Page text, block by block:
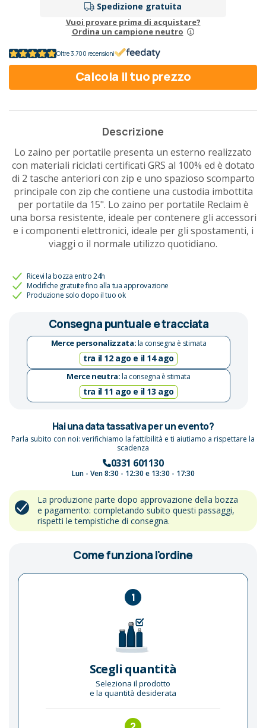
Spedizione gratuita
Vuoi provare prima di acquistare?
Ordina un campione neutro
Oltre 3.700 recensioni
Calcola il tuo prezzo
Descrizione
Lo zaino per portatile presenta un esterno realizzato
con materiali riciclati certificati GRS al 100% ed è dotato
di 2 tasche anteriori con zip e uno spazioso scomparto
principale con zip che contiene una custodia imbottita
per portatile da 15". Lo zaino per portatile Reclaim è
una borsa resistente, ideale per contenere gli accessori
e i componenti elettronici, ideale per gli spostamenti, i
viaggi o il normale utilizzo quotidiano.
Ricevi la bozza entro 24h
Modifiche gratuite fino alla tua approvazione
Produzione solo dopo il tuo ok
Consegna puntuale e tracciata
Merce personalizzata:la consegna è stimata
tra il 12 ago e il 14 ago
Merce neutra:la consegna è stimata
tra il 11 ago e il 13 ago
Hai una data tassativa per un evento?
Parla subito con noi: verifichiamo la fattibilità e ti aiutiamo a rispettare la
scadenza
0331 601130
Lun - Ven 8:30 - 12:30 e 13:30 - 17:30
La produzione parte dopo approvazione della bozza
e pagamento: completando subito questi passaggi,
rispetti le tempistiche di consegna.
Come funziona l'ordine
1
Scegli quantità
Seleziona il prodotto
e la quantità desiderata